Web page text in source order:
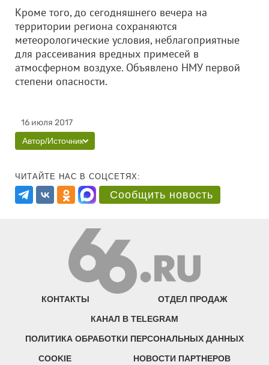
Кроме того, до сегодняшнего вечера на
территории региона сохраняются
метеорологические условия, неблагоприятные
для рассеивания вредных примесей в
атмосферном воздухе. Объявлено НМУ первой
степени опасности.
16 июля 2017
Автор/Источник
ЧИТАЙТЕ НАС В СОЦСЕТЯХ:
Сообщить новость
КОНТАКТЫ ОТДЕЛ ПРОДАЖ
КАНАЛ В TELEGRAM
ПОЛИТИКА ОБРАБОТКИ ПЕРСОНАЛЬНЫХ ДАННЫХ
COOKIE НОВОСТИ ПАРТНЕРОВ